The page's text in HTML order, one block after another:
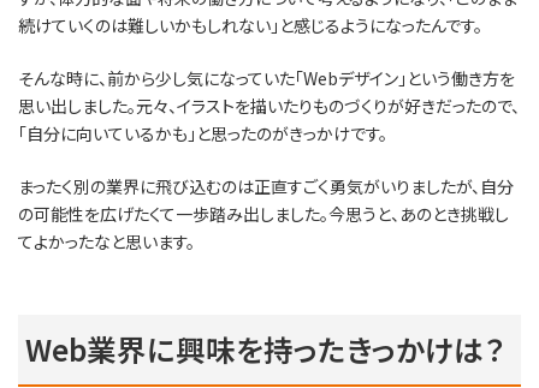
続けていくのは難しいかもしれない」と感じるようになったんです。
そんな時に、前から少し気になっていた「Webデザイン」という働き方を
思い出しました。元々、イラストを描いたりものづくりが好きだったので、
「自分に向いているかも」と思ったのがきっかけです。
まったく別の業界に飛び込むのは正直すごく勇気がいりましたが、自分
の可能性を広げたくて一歩踏み出しました。今思うと、あのとき挑戦し
てよかったなと思います。
Web業界に興味を持ったきっかけは？